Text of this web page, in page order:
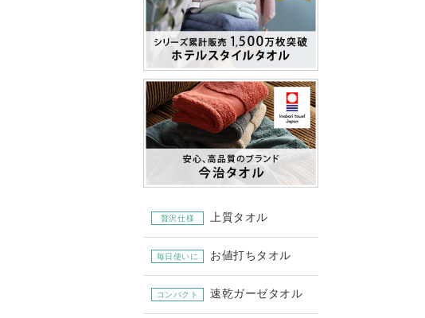
贅沢仕様 上質タオル
毎日使いに お値打ちタオル
コンパクト 速乾ガーゼタオル